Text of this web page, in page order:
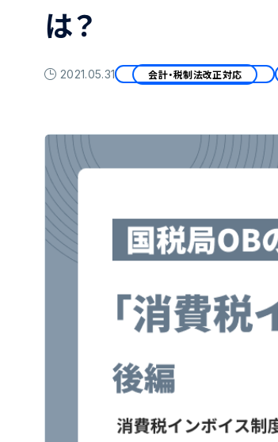
は？
2021.05.31 会計・税制法改正対応